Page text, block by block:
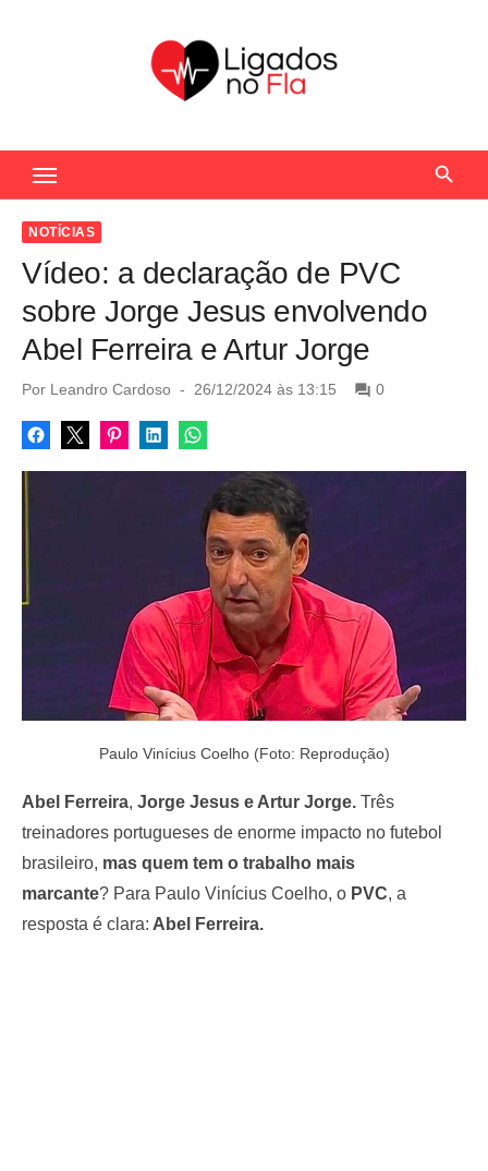
c
NOTÍCIAS
Vídeo: a declaração de PVC
sobre Jorge Jesus envolvendo
Abel Ferreira e Artur Jorge
Por Leandro Cardoso
P
s
t
26/12/2024 às 13:15 0
Paulo Vinícius Coelho (Foto: Reprodução)
Abel Ferreira, Jorge Jesus e Artur Jorge. Três
treinadores portugueses de enorme impacto no futebol
brasileiro, mas quem tem o trabalho mais
marcante? Para Paulo Vinícius Coelho, o PVC, a
resposta é clara: Abel Ferreira.